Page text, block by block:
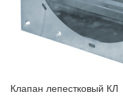
Клапан лепестковый КЛ